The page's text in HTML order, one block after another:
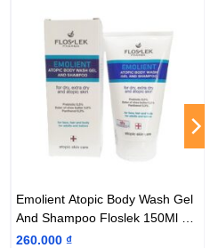
Emolient Atopic Body Wash Gel
And Shampoo Floslek 150Ml –
Gel Tắm Gội Dịu Nhẹ
260.000 ₫